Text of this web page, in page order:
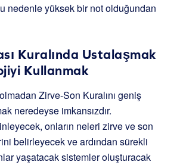
nedenle yüksek bir not olduğundan
Kuralında Ustalaşmak
Kullanmak
Zirve-Son Kuralını geniş
neredeyse imkansızdır.
onların neleri zirve ve son
belirleyecek ve ardından sürekli
yaşatacak sistemler oluşturacak